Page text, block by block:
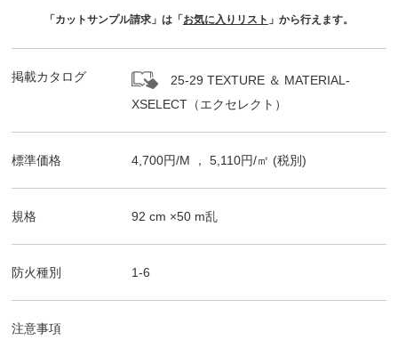
「カットサンプル請求」は「 お気に入りリスト 」から行えます。
掲載カタログ
25-29 TEXTURE ＆ MATERIAL-
XSELECT（エクセレクト）
標準価格 4,700円/M ，5,110円/㎡ (税別)
規格 92 cm ×50 m乱
防火種別 1-6
注意事項